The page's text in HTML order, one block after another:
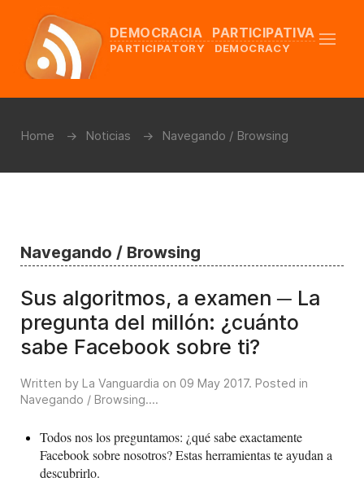
DEMOCRACIA PARTICIPATIVA
PARTICIPATORY DEMOCRACY
Home Noticias Navegando / Browsing
Navegando / Browsing
Sus algoritmos, a examen ─ La
pregunta del millón: ¿cuánto
sabe Facebook sobre ti?
Written by La Vanguardia on 09 May 2017. Posted in
Navegando / Browsing....
Todos nos los preguntamos: ¿qué sabe exactamente
Facebook sobre nosotros? Estas herramientas te ayudan a
descubrirlo.